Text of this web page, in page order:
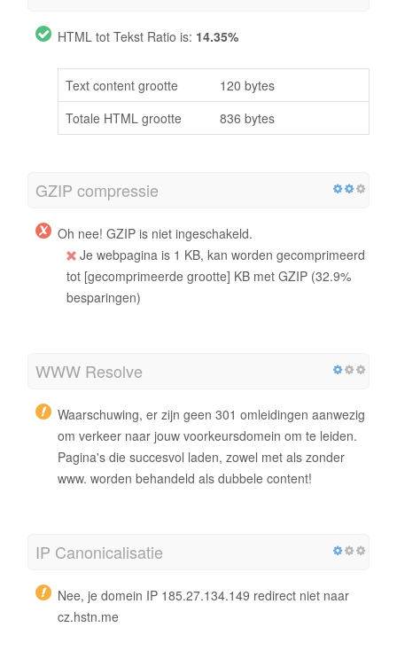
HTML tot Tekst Ratio is: 14.35%
Text content grootte
120 bytes
Totale HTML grootte
836 bytes
GZIP compressie
Oh nee! GZIP is niet ingeschakeld.
Je webpagina is 1 KB, kan worden gecomprimeerd
tot [gecomprimeerde grootte] KB met GZIP (32.9%
besparingen)
WWW Resolve
Waarschuwing, er zijn geen 301 omleidingen aanwezig
om verkeer naar jouw voorkeursdomein om te leiden.
Pagina's die succesvol laden, zowel met als zonder
www. worden behandeld als dubbele content!
IP Canonicalisatie
Nee, je domein IP 185.27.134.149 redirect niet naar
cz.hstn.me